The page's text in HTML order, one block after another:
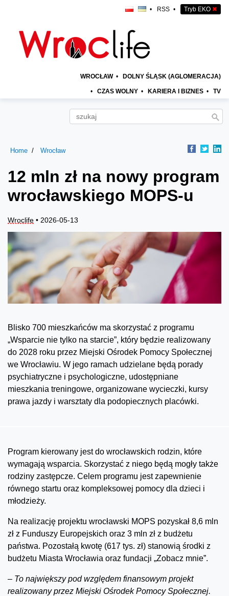
• RSS • Tryb EKO ✖
WROCŁAW • DOLNY ŚLĄSK (AGLOMERACJA)
• CZAS WOLNY • KARIERA I BIZNES • TV
Home Wrocław
12 mln zł na nowy program
wrocławskiego MOPS-u
Wroclife • 2026-05-13
Blisko 700 mieszkańców ma skorzystać z programu
„Wsparcie nie tylko na starcie”, który będzie realizowany
do 2028 roku przez Miejski Ośrodek Pomocy Społecznej
we Wrocławiu. W jego ramach udzielane będą porady
psychiatryczne i psychologiczne, udostępniane
mieszkania treningowe, organizowane wycieczki, kursy
prawa jazdy i warsztaty dla podopiecznych placówki.
Program kierowany jest do wrocławskich rodzin, które
wymagają wsparcia. Skorzystać z niego będą mogły także
rodziny zastępcze. Celem programu jest zapewnienie
równego startu oraz kompleksowej pomocy dla dzieci i
młodzieży.
Na realizację projektu wrocławski MOPS pozyskał 8,6 mln
zł z Funduszy Europejskich oraz 3 mln zł z budżetu
państwa. Pozostałą kwotę (617 tys. zł) stanowią środki z
budżetu Miasta Wrocławia oraz fundacji „Zobacz mnie”.
– To największy pod względem finansowym projekt
realizowany przez Miejski Ośrodek Pomocy Społecznej.